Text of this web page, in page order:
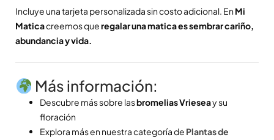
Incluye una tarjeta personalizada sin costo adicional. En Mi
Maticacreemos queregalar una matica es sembrar cariño,
abundancia y vida.
Más información:
Descubre más sobre lasbromelias Vrieseay su
floración
Explora más en nuestra categoría de Plantas de